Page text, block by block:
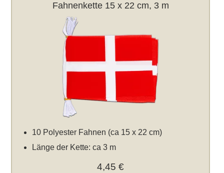
Fahnenkette 15 x 22 cm, 3 m
10 Polyester Fahnen (ca 15 x 22 cm)
Länge der Kette: ca 3 m
4,45 €